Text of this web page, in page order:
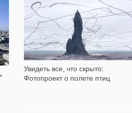
Увидеть все, что скрыто:
Фотопроект о полете птиц